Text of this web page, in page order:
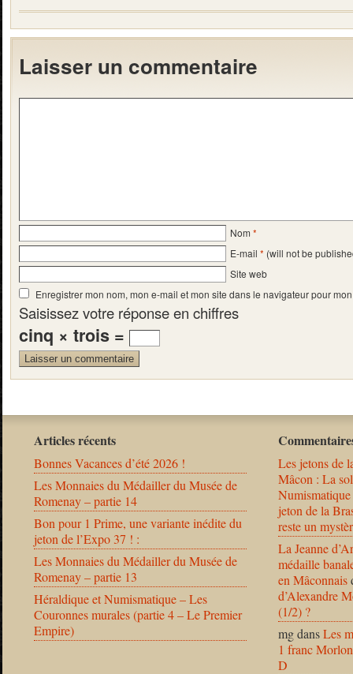
Laisser un commentaire
Nom *
E-mail * (will not be
Site web
Enregistrer mon nom, mon e-mail et mon site dans le navigateur pour
Saisissez votre réponse en chiffres
cinq × trois =
Articles récents
Bonnes Vacances d’été 2026 !
Les Monnaies du Médailler du Musée de
Romenay – partie 14
Bon pour 1 Prime, une variante inédite du
jeton de l’Expo 37 ! :
Les Monnaies du Médailler du Musée de
Romenay – partie 13
Héraldique et Numismatique – Les
Couronnes murales (partie 4 – Le Premier
Empire)
Les jetons de
Mâcon : La
jeton de la
reste un
La Jeanne
médaille
en Mâconnais
d’Alexandre
(1/2) ?
mgdansLes
1 franc
D